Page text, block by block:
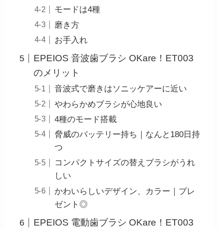
モードは4種
磨き方
お手入れ
EPEIOS 音波歯ブラシ OKare！ET003
のメリット
音波式で磨きはソニッケアーに近い
やわらかめブラシが心地良い
4種のモード搭載
脅威のバッテリー持ち｜なんと180日持
つ
コンパクトサイズの替えブラシがうれ
しい
かわいらしいデザイン、カラー｜プレ
ゼント◎
EPEIOS 電動歯ブラシ OKare！ET003